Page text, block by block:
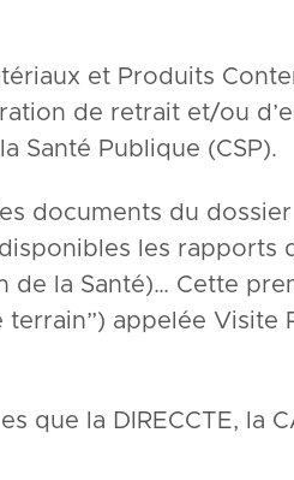
et Produits
de retrait et/ou
Santé Publique (CSP).
documents du
les rapports
la Santé)… Cette
appelée Visite
que la DIRECCTE, la